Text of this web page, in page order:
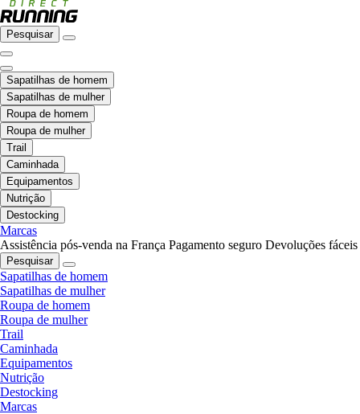
Pesquisar
Sapatilhas de homem
Sapatilhas de mulher
Roupa de homem
Roupa de mulher
Trail
Caminhada
Equipamentos
Nutrição
Destocking
Marcas
Assistência pós-venda na França Pagamento seguro Devoluções fáceis
Pesquisar
Sapatilhas de homem
Sapatilhas de mulher
Roupa de homem
Roupa de mulher
Trail
Caminhada
Equipamentos
Nutrição
Destocking
Marcas